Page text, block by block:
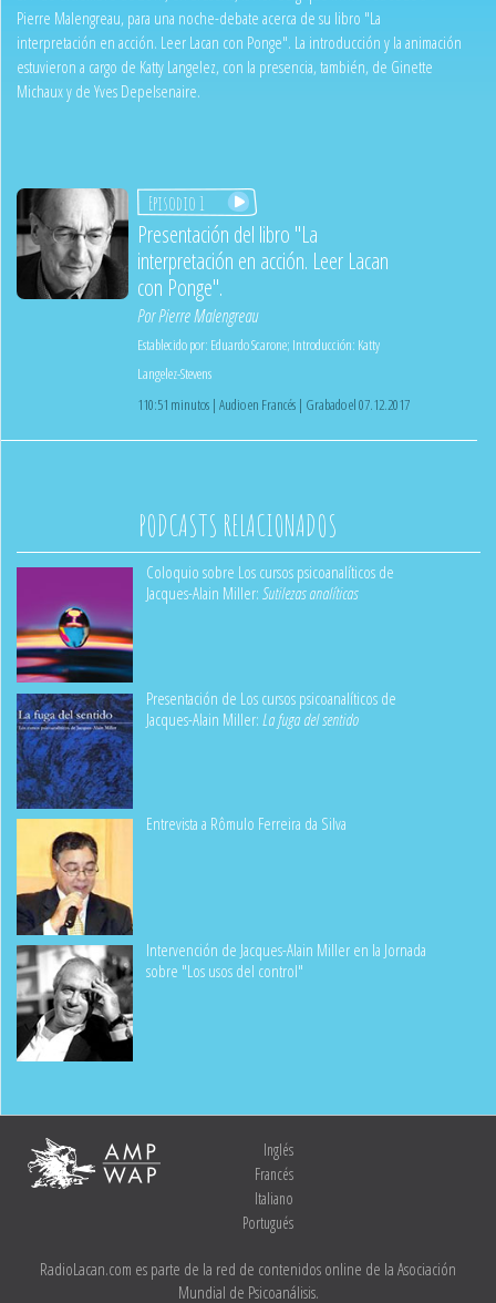
Pierre Malengreau, para una noche-debate acerca de su libro "La
interpretación en acción. Leer Lacan con Ponge". La introducción y la animación
estuvieron a cargo de Katty Langelez, con la presencia, también, de Ginette
Michaux y de Yves Depelsenaire.
Episodio 1
Presentación del libro "La
interpretación en acción. Leer Lacan
con Ponge".
PorPierre Malengreau
Establecido por: Eduardo Scarone; Introducción: Katty
Langelez-Stevens
110:51 minutos | Audio en Francés | Grabado el 07.12.2017
PODCASTS RELACIONADOS
Coloquio sobre Los cursos psicoanalíticos de
Jacques-Alain Miller: Sutilezas analíticas
Presentación de Los cursos psicoanalíticos de
Jacques-Alain Miller:La fuga del sentido
Entrevista a Rômulo Ferreira da Silva
Intervención de Jacques-Alain Miller en la Jornada
sobre "Los usos del control"
Inglés
Francés
Italiano
Portugués
RadioLacan.com es parte de la red de contenidos online de la Asociación
Mundial de Psicoanálisis.